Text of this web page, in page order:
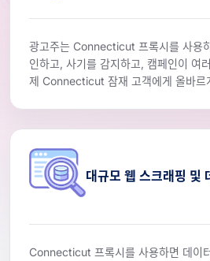
광고주는 Connecticut 프록시를 사용
인하고, 사기를 감지하고, 캠페인이 여
제 Connecticut 잠재 고객에게 올바르
대규모 웹 스크래핑 및
Connecticut 프록시를 사용하면 데이